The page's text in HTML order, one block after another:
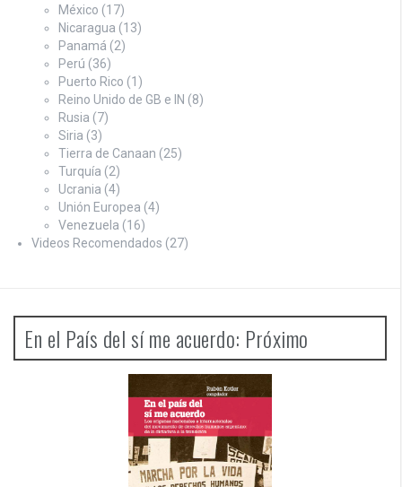
México (17)
Nicaragua (13)
Panamá (2)
Perú (36)
Puerto Rico (1)
Reino Unido de GB e IN (8)
Rusia (7)
Siria (3)
Tierra de Canaan (25)
Turquía (2)
Ucrania (4)
Unión Europea (4)
Venezuela (16)
Videos Recomendados (27)
En el País del sí me acuerdo: Próximo